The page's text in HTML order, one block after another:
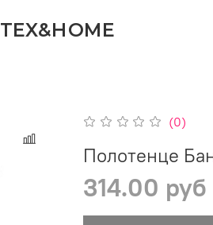
TEX&HOME
(0)
Полотенце
314.00 руб